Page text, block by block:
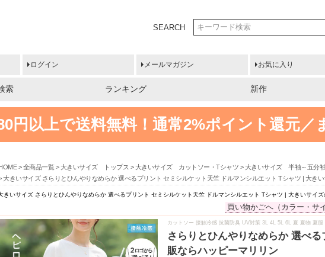
SEARCH
ログイン メールマガジン お気に入り
索 ランキング 新作
円以上で送料無料！ 通常2%ポイント還元／
HOME 全商品一覧 大きいサイズ トップス 大きいサイズ カットソー・Tシャツ
大きいサイズ 半袖～五分袖
大きいサイズ さらりとひんやりなめらか 選べるプリント セミシルケット天竺 ドルマンシルエット Tシャツ | 大き
きいサイズ さらりとひんやりなめらか 選べるプリント セミシルケット天竺 ドルマンシルエット Tシャツ | 大きいサイ
買い物かごへ（カラー・サ
カットソー 接触冷感 抗菌防臭 UV対策 3L 4L 5L 6L 夏 夏物 夏
さらりとひんやりなめらか 選べ
販ならハッピーマリリン